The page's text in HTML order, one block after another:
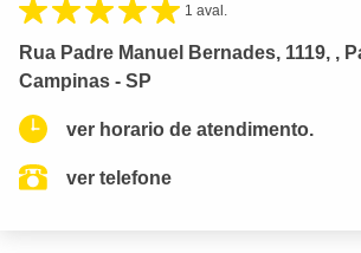
1 aval.
Rua Padre Manuel Bernades, 1119, ,
Campinas - SP
ver horario de atendimento.
ver telefone